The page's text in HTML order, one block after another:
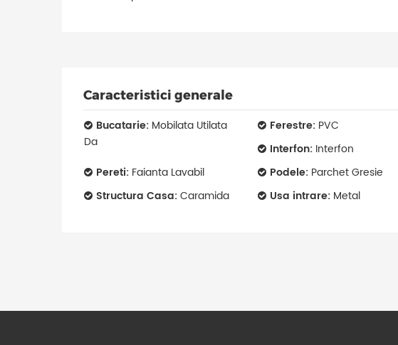
Caracteristici generale
Bucatarie:Mobilata Utilata
Da
Ferestre: PVC
Interfon: Interfon
Pereti:Faianta Lavabil Podele: Parchet Gresie
Structura Casa:Caramida Usa intrare: Metal